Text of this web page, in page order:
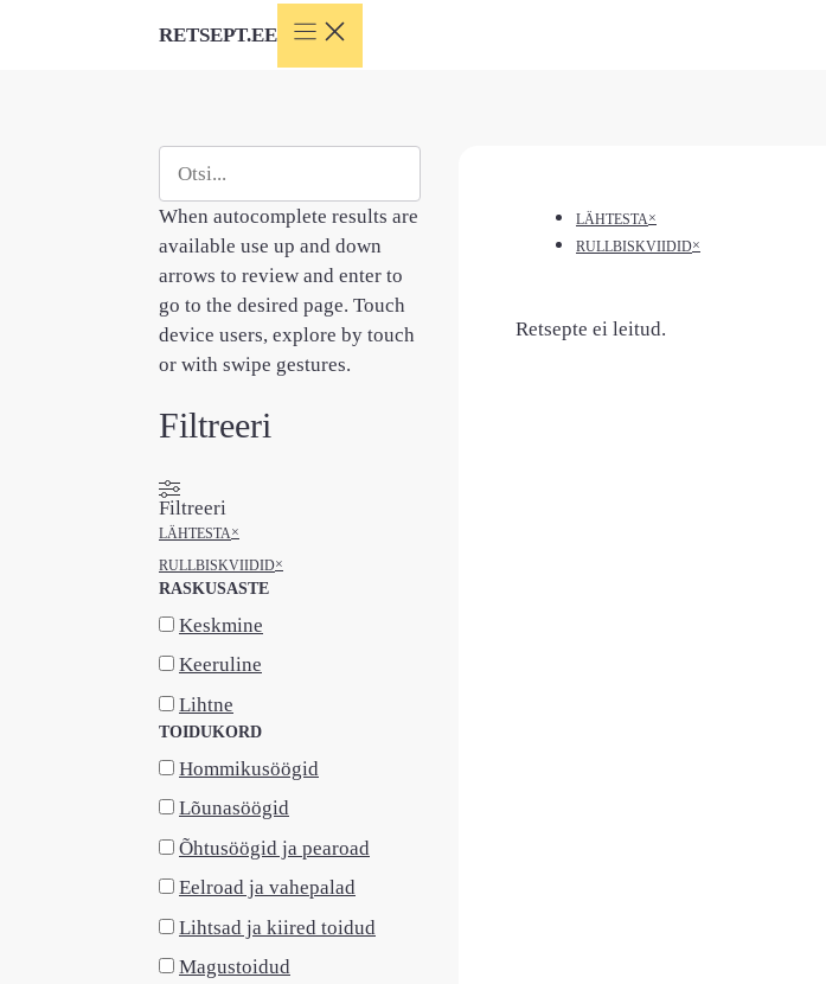
RETSEPT.EE
LÄHTESTA×
RULLBISKVIIDID×
Retsepte ei leitud.
When autocomplete results are
available use up and down
arrows to review and enter to
go to the desired page. Touch
device users, explore by touch
or with swipe gestures.
Filtreeri
Filtreeri
LÄHTESTA×
RULLBISKVIIDID×
RASKUSASTE
Keskmine
Keeruline
Lihtne
TOIDUKORD
Hommikusöögid
Lõunasöögid
Õhtusöögid ja pearoad
Eelroad ja vahepalad
Lihtsad ja kiired toidud
Magustoidud